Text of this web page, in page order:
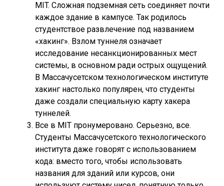
MIT. Сложная подземная сеть соединяет почти
каждое здание в кампусе. Так родилось
студентствое развлечение под названием
«хакинг». Взлом туннеля означает
исследование несанкционированных мест
системы, в основном ради острых ощущений.
В Массачусетском технологическом институте
хакинг настолько популярен, что студенты
даже создали специальную карту хакера
туннелей.
Все в MIT пронумеровано. Серьезно, все.
Студенты Массачусетского технологического
института даже говорят с использованием
кода: вместо того, чтобы использовать
названия для зданий или курсов, они